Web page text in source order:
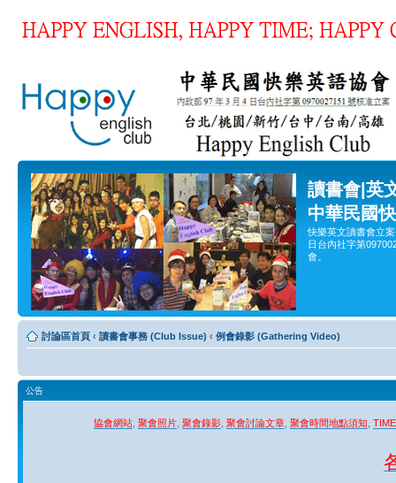
讀書會|英
中華民國
快樂英文讀書會立
日台內社字第
會。
討論區首頁 ‹ 讀書會事務 (Club Issue) ‹ 例會錄影 (Gathering Video)
公告
協會網站 聚會照片 聚會錄影 聚會討論文章 聚會時間地點須知